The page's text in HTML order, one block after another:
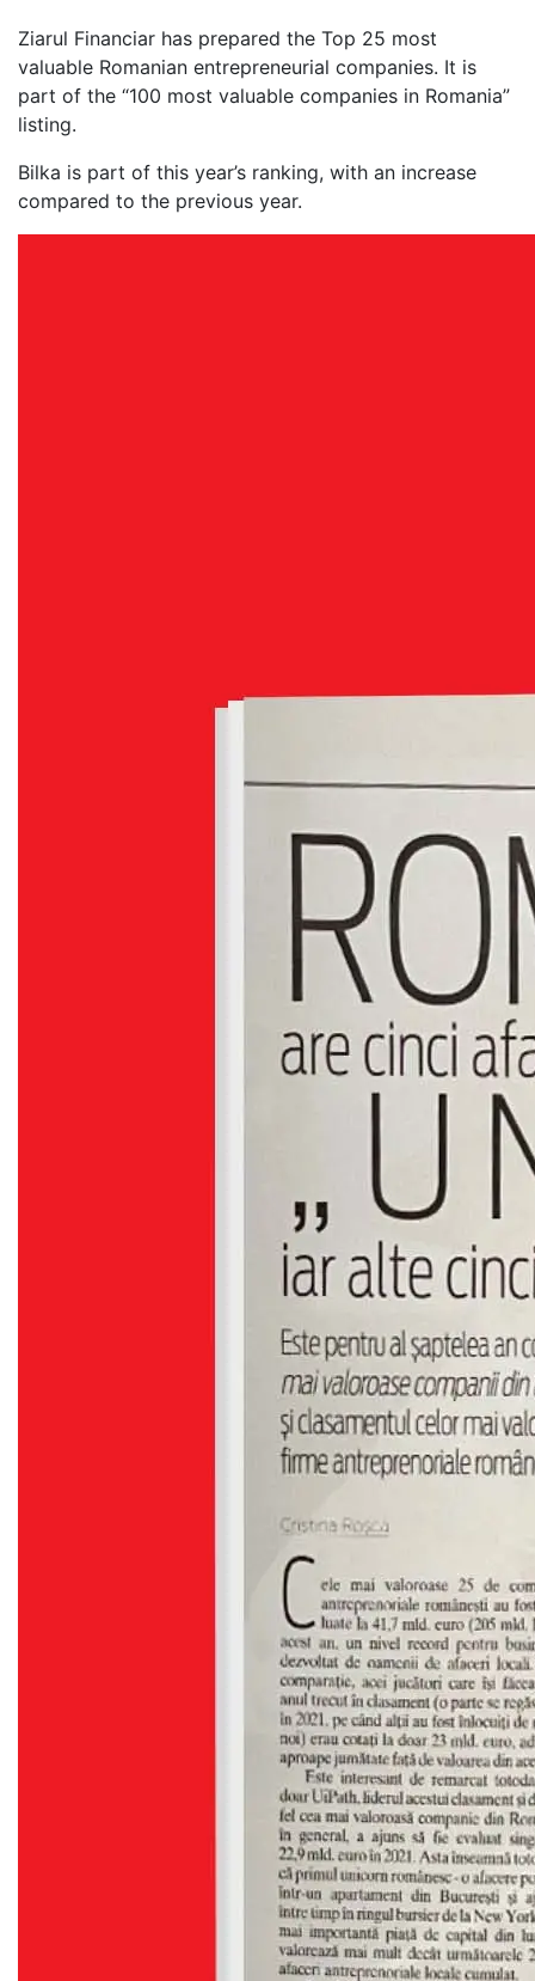
Ziarul Financiar has prepared the Top 25 most
valuable Romanian entrepreneurial companies. It is
part of the “100 most valuable companies in Romania”
listing.
Bilka is part of this year’s ranking, with an increase
compared to the previous year.